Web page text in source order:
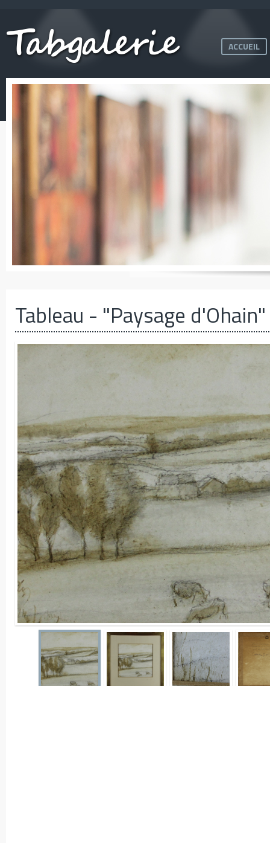
ACCUEIL
Tableau - "Paysage d'Ohain"